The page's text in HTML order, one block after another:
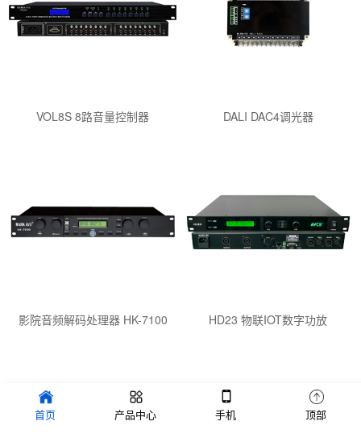
VOL8S 8路音量控制器 DALI DAC4调光器
影院音频解码处理器 HK-7100 HD23 物联IOT数字功放
Copyright © 2020-2022 广州玛克电子有限公司 版权所有 备案号：
首页 产品中心 手机 顶部